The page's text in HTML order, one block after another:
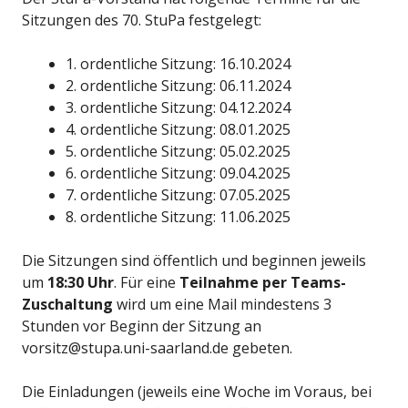
Sitzungen des 70. StuPa festgelegt:
1. ordentliche Sitzung: 16.10.2024
2. ordentliche Sitzung: 06.11.2024
3. ordentliche Sitzung: 04.12.2024
4. ordentliche Sitzung: 08.01.2025
5. ordentliche Sitzung: 05.02.2025
6. ordentliche Sitzung: 09.04.2025
7. ordentliche Sitzung: 07.05.2025
8. ordentliche Sitzung: 11.06.2025
Die Sitzungen sind öffentlich und beginnen jeweils
um 18:30 Uhr. Für eine Teilnahme per Teams-
Zuschaltung wird um eine Mail mindestens 3
Stunden vor Beginn der Sitzung an
vorsitz@stupa.uni-saarland.de gebeten.
Die Einladungen (jeweils eine Woche im Voraus, bei